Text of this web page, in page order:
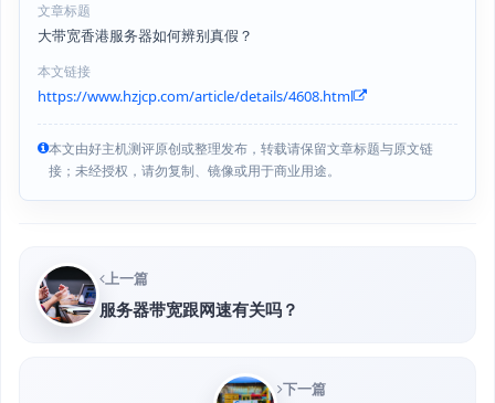
文章标题
大带宽香港服务器如何辨别真假？
本文链接
https://www.hzjcp.com/article/details/4608.html
本文由好主机测评原创或整理发布，转载请保留文章标题与原文链
接；未经授权，请勿复制、镜像或用于商业用途。
上一篇
服务器带宽跟网速有关吗？
下一篇